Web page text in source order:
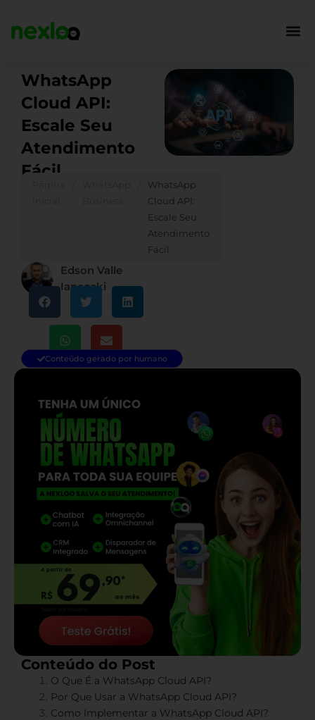
para
WhatsApp
Cloud API:
Escale Seu
Atendimento
Fácil
WhatsApp
Cloud API:
Escale Seu
Atendimento
Fácil
Edson Valle
Iancoski
Conteúdo gerado por humano
Conteúdo do Post
O Que É a WhatsApp Cloud API?
Por Que Usar a WhatsApp Cloud API?
Como Implementar a WhatsApp Cloud API?